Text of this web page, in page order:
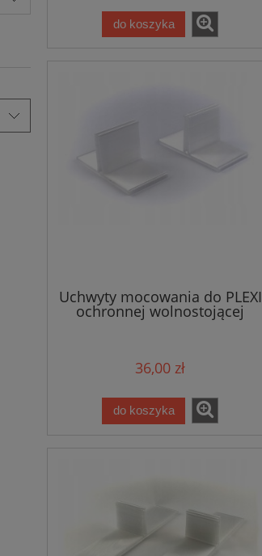
do koszyka
Uchwyty mocowania do PLEXI
ochronnej wolnostojącej
36,00 zł
do koszyka